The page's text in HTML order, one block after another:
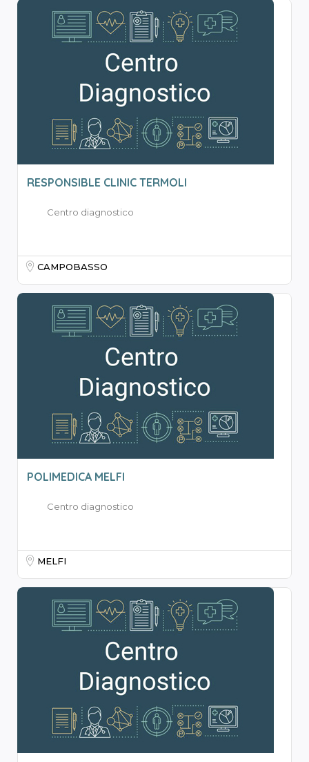
RESPONSIBLE CLINIC TERMOLI
Centro diagnostico
CAMPOBASSO
POLIMEDICA MELFI
Centro diagnostico
MELFI